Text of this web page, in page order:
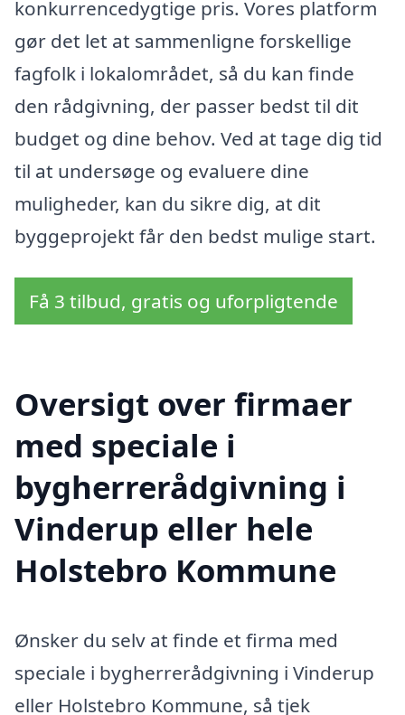
konkurrencedygtige pris. Vores platform
gør det let at sammenligne forskellige
fagfolk i lokalområdet, så du kan finde
den rådgivning, der passer bedst til dit
budget og dine behov. Ved at tage dig tid
til at undersøge og evaluere dine
muligheder, kan du sikre dig, at dit
byggeprojekt får den bedst mulige start.
Få 3 tilbud, gratis og uforpligtende
Oversigt over firmaer
med speciale i
bygherrerådgivning i
Vinderup eller hele
Holstebro Kommune
Ønsker du selv at finde et firma med
speciale i bygherrerådgivning i Vinderup
eller Holstebro Kommune, så tjek